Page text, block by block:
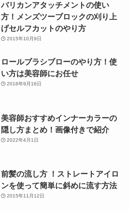
バリカンアタッチメントの使い
方！メンズツーブロックの刈り上
げセルフカットのやり方
2015年10月9日
ロールブラシブローのやり方！使
い方は美容師にお任せ
2016年9月16日
美容師おすすめインナーカラーの
隠し方まとめ！画像付きで紹介
2022年4月1日
前髪の流し方 ！ストレートアイロ
ンを使って簡単に斜めに流す方法
2015年11月12日